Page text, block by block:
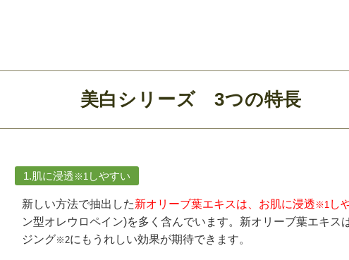
美白シリーズ 3つの特長
1.肌に浸透 ※1 しやすい
新しい方法で抽出した新オリーブ葉エキスは、お肌に浸透 ※1 し
ン型オレウロペイン)を多く含んでいます。新オリーブ葉エキス
ジング※2にもうれしい効果が期待できます。